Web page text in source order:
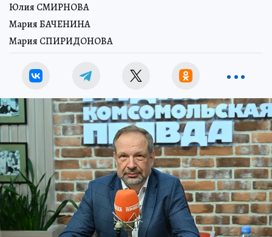
Юлия СМИРНОВА
Мария БАЧЕНИНА
Мария СПИРИДОНОВА